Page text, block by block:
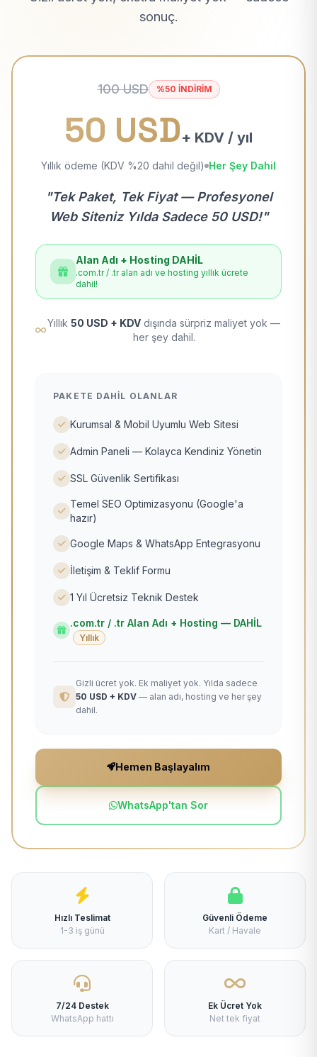
sonuç.
100 USD %50 İNDİRİM
50 USD+ KDV / yıl
Yıllık ödeme (KDV %20 dahil değil) Her Şey Dahil
"Tek Paket, Tek Fiyat — Profesyonel
Web Siteniz Yılda Sadece 50 USD!"
Alan Adı + Hosting DAHİL
.com.tr / .tr alan adı ve hosting yıllık ücrete
dahil!
Yıllık 50 USD + KDV dışında sürpriz maliyet yok —
her şey dahil.
PAKETE DAHIL OLANLAR
Kurumsal & Mobil Uyumlu Web Sitesi
Admin Paneli — Kolayca Kendiniz Yönetin
SSL Güvenlik Sertifikası
Temel SEO Optimizasyonu (Google'a
hazır)
Google Maps & WhatsApp Entegrasyonu
İletişim & Teklif Formu
1 Yıl Ücretsiz Teknik Destek
.com.tr / .tr Alan Adı + Hosting — DAHİL
Yıllık
Gizli ücret yok. Ek maliyet yok. Yılda sadece
50 USD + KDV — alan adı, hosting ve her şey
dahil.
Hemen Başlayalım
WhatsApp'tan Sor
Hızlı Teslimat
1-3 iş günü
Güvenli Ödeme
Kart / Havale
7/24 Destek
WhatsApp hattı
Ek Ücret Yok
Net tek fiyat